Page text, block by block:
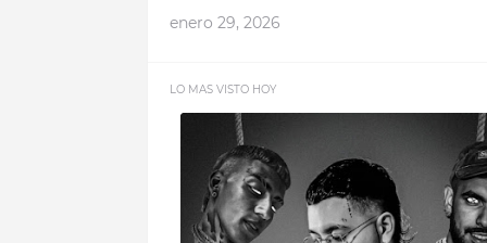
enero 29, 2026
LO MAS VISTO HOY